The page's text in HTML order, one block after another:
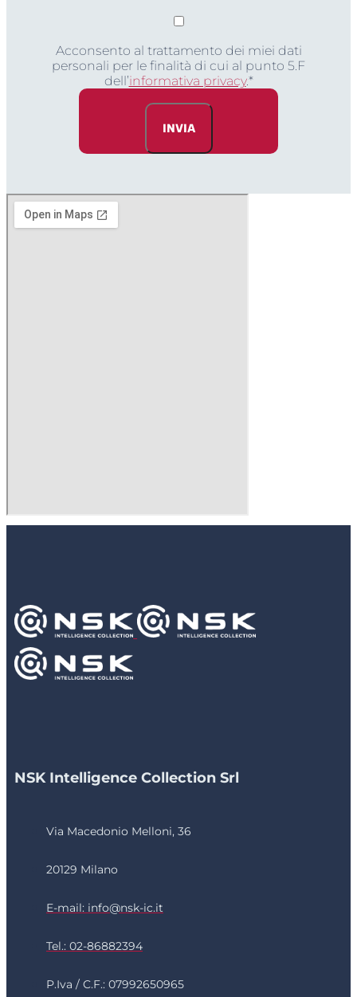
Acconsento al trattamento dei miei dati
personali per le finalità di cui al punto 5.F
dell’informativa privacy.*
NSK Intelligence Collection Srl
Via Macedonio Melloni, 36
20129 Milano
E-mail: info@nsk-ic.it
Tel.: 02-86882394
P.Iva / C.F.: 07992650965